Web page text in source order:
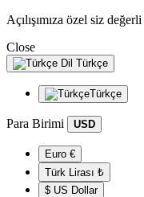
Açılışımıza özel siz
Close
Dil Türkçe
Türkçe
Para Birimi USD
Euro €
Türk Lirası ₺
$ US Dollar